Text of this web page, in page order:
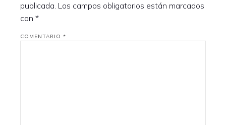
publicada. Los campos obligatorios están marcados
con *
COMENTARIO *